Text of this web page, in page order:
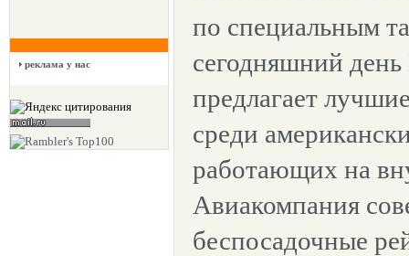
реклама у нас
по специальным
сегодняшний
предлагает
среди
работающих на
Авиакомпания
беспосадочные